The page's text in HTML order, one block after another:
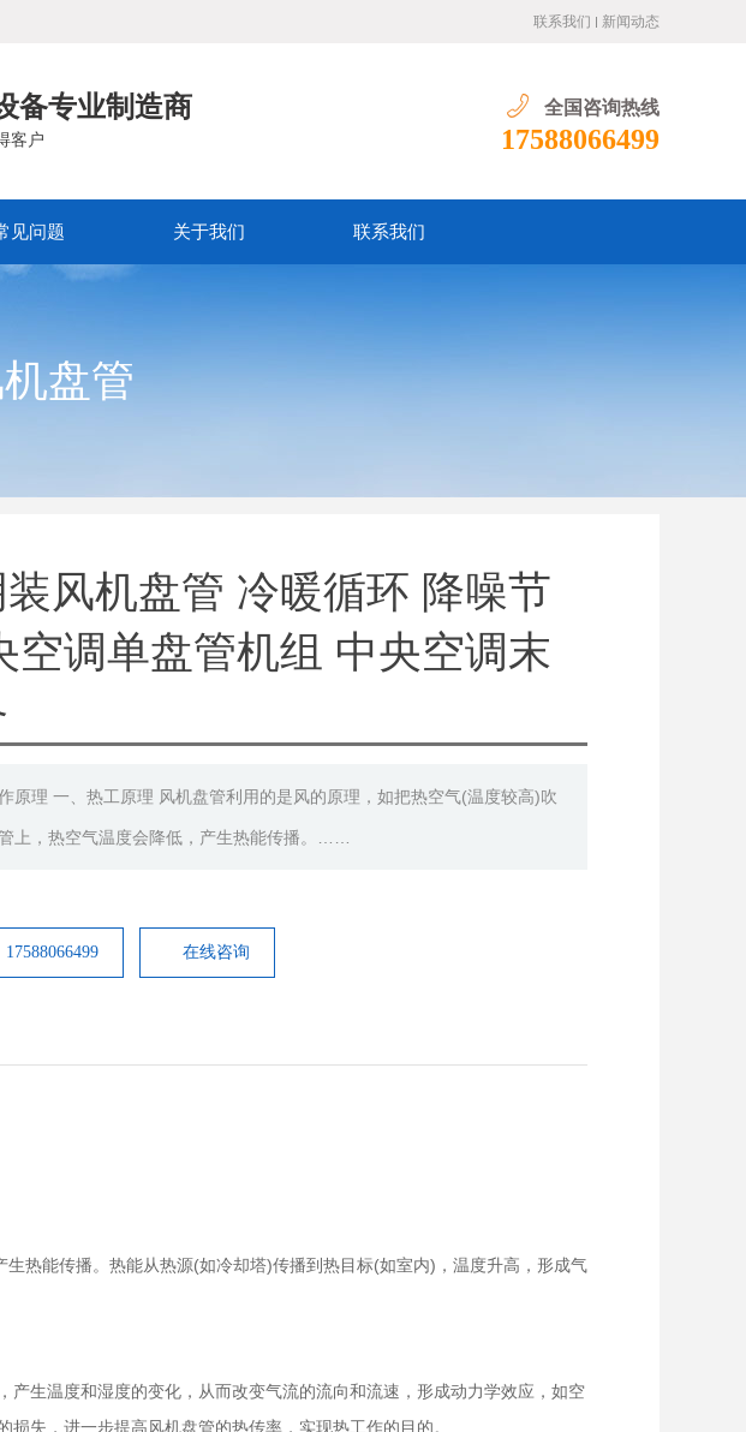
联系我们 新闻动态
备专业制造商
客户
全国咨询热线
17588066499
见问题 关于我们 联系我们
盘管
装风机盘管 冷暖循环 降噪节
空调单盘管机组 中央空调末
原理 一、热工原理 风机盘管利用的是风的原理，如把热空气(温度较高)吹
上，热空气温度会降低，产生热能传播。……
在线咨询
热能传播。热能从热源(如冷却塔)传播到热目标(如室内)，温度升高，形成气
生温度和湿度的变化，从而改变气流的流向和流速，形成动力学效应，如空
失，进一步提高风机盘管的热传率，实现热工作的目的。